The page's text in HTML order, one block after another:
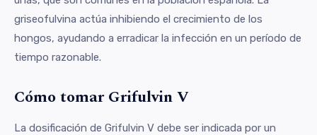
griseofulvina actúa inhibiendo el crecimiento de los
hongos, ayudando a erradicar la infección en un período de
tiempo razonable.
Cómo tomar Grifulvin V
La dosificación de Grifulvin V debe ser indicada por un